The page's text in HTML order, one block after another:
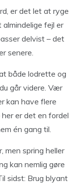
er det let at ryge
fejl er
delvist – det
senere.
både lodrette og
går videre. Vær
kan have flere
er det en fordel
én gang til.
spring heller
kan nemlig gøre
sidst: Brug blyant